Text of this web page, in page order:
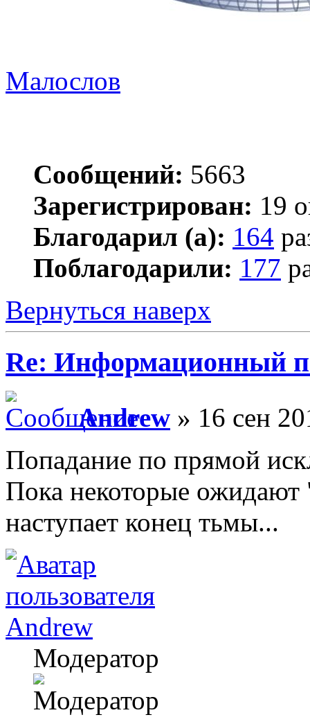
Малослов
Сообщений: 5663
Зарегистрирован: 19
Благодарил (а): 164
Поблагодарили: 177
Вернуться наверх
Re: Информационный
Andrew » 16 сен
Попадание по прямой
Пока некоторые ожидают
наступает конец тьмы...
Andrew
Модератор